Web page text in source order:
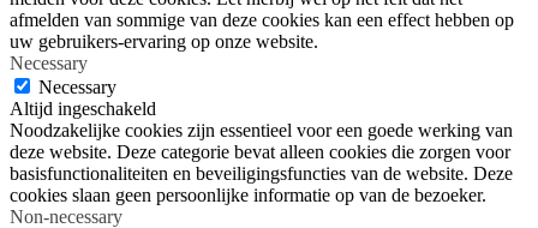
afmelden van sommige van deze cookies kan een effect hebben op
uw gebruikers-ervaring op onze website.
Necessary
Necessary
Altijd ingeschakeld
Noodzakelijke cookies zijn essentieel voor een goede werking van
deze website. Deze categorie bevat alleen cookies die zorgen voor
basisfunctionaliteiten en beveiligingsfuncties van de website. Deze
cookies slaan geen persoonlijke informatie op van de bezoeker.
Non-necessary